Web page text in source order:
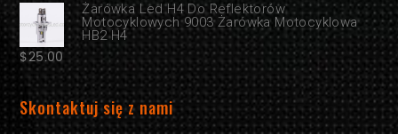
Żarówka Led H4 Do Reflektorów
Motocyklowych 9003 Żarówka Motocyklowa
HB2 H4
$25.00
Skontaktuj się z nami